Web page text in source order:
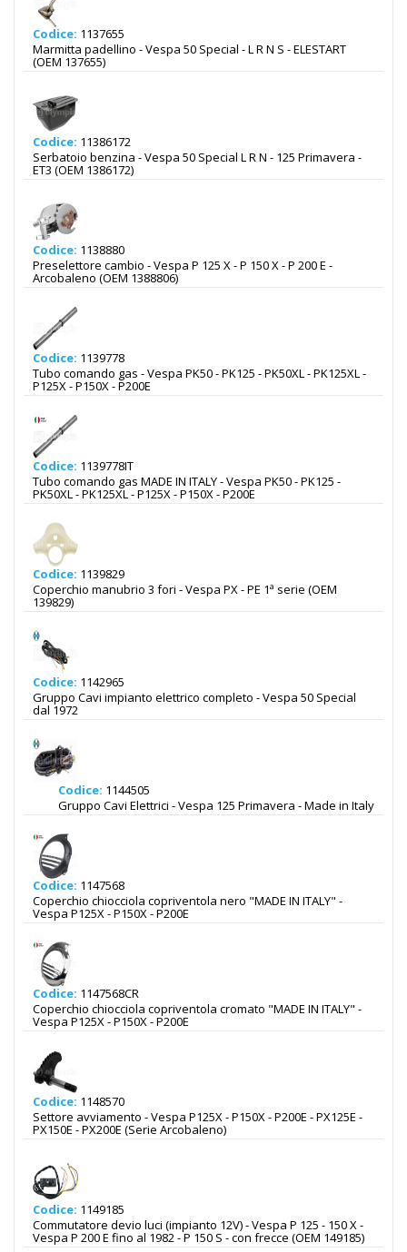
Codice: 1137655
Marmitta padellino - Vespa 50 Special - L R N S - ELESTART
(OEM 137655)
Codice: 11386172
Serbatoio benzina - Vespa 50 Special L R N - 125 Primavera -
ET3 (OEM 1386172)
Codice: 1138880
Preselettore cambio - Vespa P 125 X - P 150 X - P 200 E -
Arcobaleno (OEM 1388806)
Codice: 1139778
Tubo comando gas - Vespa PK50 - PK125 - PK50XL - PK125XL -
P125X - P150X - P200E
Codice: 1139778IT
Tubo comando gas MADE IN ITALY - Vespa PK50 - PK125 -
PK50XL - PK125XL - P125X - P150X - P200E
Codice: 1139829
Coperchio manubrio 3 fori - Vespa PX - PE 1ª serie (OEM
139829)
Codice: 1142965
Gruppo Cavi impianto elettrico completo - Vespa 50 Special
dal 1972
Codice: 1144505
Gruppo Cavi Elettrici - Vespa 125 Primavera - Made in Italy
Codice: 1147568
Coperchio chiocciola copriventola nero "MADE IN ITALY" -
Vespa P125X - P150X - P200E
Codice: 1147568CR
Coperchio chiocciola copriventola cromato "MADE IN ITALY" -
Vespa P125X - P150X - P200E
Codice: 1148570
Settore avviamento - Vespa P125X - P150X - P200E - PX125E -
PX150E - PX200E (Serie Arcobaleno)
Codice: 1149185
Commutatore devio luci (impianto 12V) - Vespa P 125 - 150 X -
Vespa P 200 E fino al 1982 - P 150 S - con frecce (OEM 149185)